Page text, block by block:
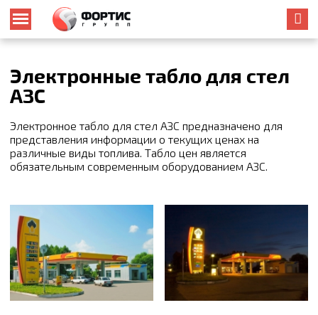
Электронные табло для стел
АЗС
Электронное табло для стел АЗС предназначено для
представления информации о текущих ценах на
различные виды топлива. Табло цен является
обязательным современным оборудованием АЗС.